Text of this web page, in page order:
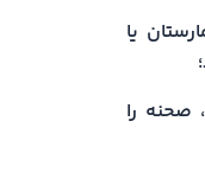
یا
صحنه را